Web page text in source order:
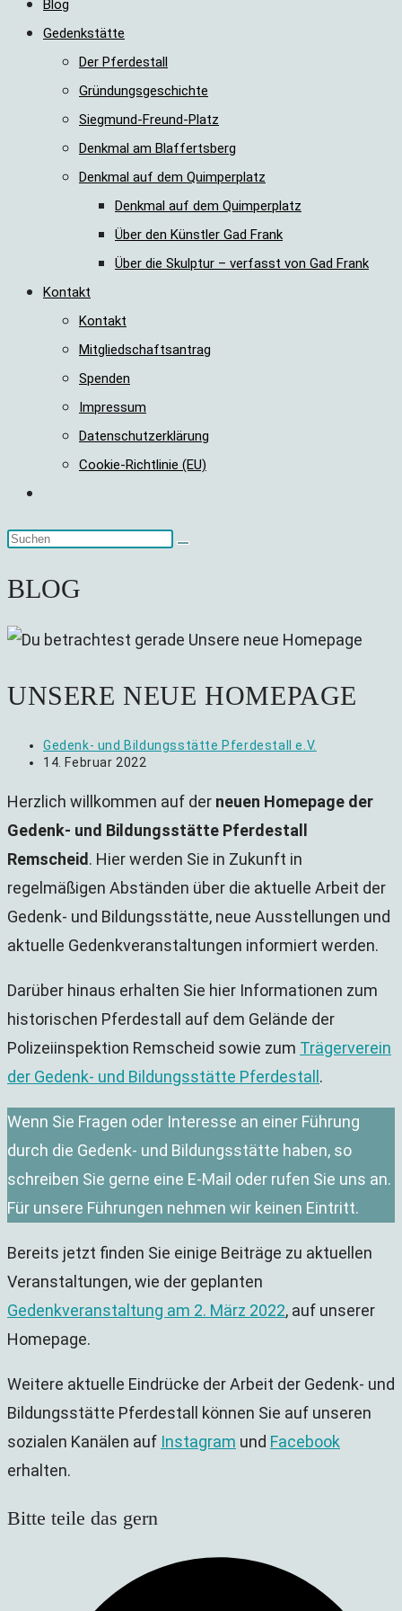
Blog
Gedenkstätte
Der Pferdestall
Gründungsgeschichte
Siegmund-Freund-Platz
Denkmal am Blaffertsberg
Denkmal auf dem Quimperplatz
Denkmal auf dem Quimperplatz
Über den Künstler Gad Frank
Über die Skulptur – verfasst von Gad Frank
Kontakt
Kontakt
Mitgliedschaftsantrag
Spenden
Impressum
Datenschutzerklärung
Cookie-Richtlinie (EU)
umschalten
BLOG
UNSERE NEUE HOMEPAGE
Beitrags-
Autor:
Gedenk- und Bildungsstätte Pferdestall e.V.
Beitrag
14. Februar 2022
Herzlich willkommen auf der neuen Homepage der
Gedenk- und Bildungsstätte Pferdestall
Remscheid . Hier werden Sie in Zukunft in
regelmäßigen Abständen über die aktuelle Arbeit der
Gedenk- und Bildungsstätte, neue Ausstellungen und
aktuelle Gedenkveranstaltungen informiert werden.
Darüber hinaus erhalten Sie hier Informationen zum
historischen Pferdestall auf dem Gelände der
Polizeiinspektion Remscheid sowie zum Trägerverein
der Gedenk- und Bildungsstätte Pferdestall .
Wenn Sie Fragen oder Interesse an einer Führung
durch die Gedenk- und Bildungsstätte haben, so
schreiben Sie gerne eine E-Mail oder rufen Sie uns an.
Für unsere Führungen nehmen wir keinen Eintritt.
Bereits jetzt finden Sie einige Beiträge zu aktuellen
Veranstaltungen, wie der geplanten
Gedenkveranstaltung am 2. März 2022, auf unserer
Homepage.
Weitere aktuelle Eindrücke der Arbeit der Gedenk- und
Bildungsstätte Pferdestall können Sie auf unseren
sozialen Kanälen auf Instagram und Facebook
erhalten.
Bitte teile das gern
teilen